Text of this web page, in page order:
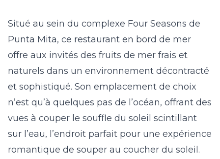
Situé au sein du complexe Four Seasons de
Punta Mita, ce restaurant en bord de mer
offre aux invités des fruits de mer frais et
naturels dans un environnement décontracté
et sophistiqué. Son emplacement de choix
n’est qu’à quelques pas de l’océan, offrant des
vues à couper le souffle du soleil scintillant
sur l’eau, l’endroit parfait pour une expérience
romantique de souper au coucher du soleil.